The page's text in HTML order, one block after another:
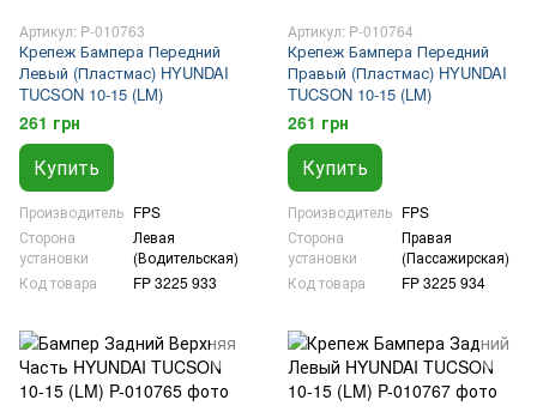
Артикул: P-010763
Крепеж Бампера Передний
Левый (Пластмас) HYUNDAI
TUCSON 10-15 (LM)
261 грн
Купить
Производитель FPS
Сторона
установки
Левая
(Водительская)
Код товара
FP 3225 933
Артикул: P-010764
Крепеж Бампера Передний
Правый (Пластмас) HYUNDAI
TUCSON 10-15 (LM)
261 грн
Купить
Производитель FPS
Сторона
установки
Правая
(Пассажирская)
Код товара
FP 3225 934